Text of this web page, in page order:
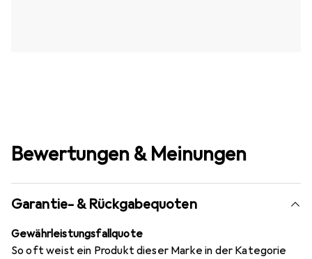
Bewertungen & Meinungen
Garantie- & Rückgabequoten
Gewährleistungsfallquote
So oft weist ein Produkt dieser Marke in der Kategorie